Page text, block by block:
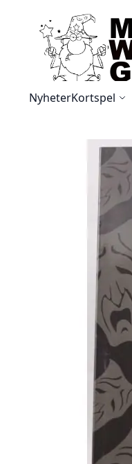
Skip to Content
NyheterKortspel